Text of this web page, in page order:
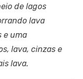
de lagos
lava
e uma
lava, cinzas e
lava.